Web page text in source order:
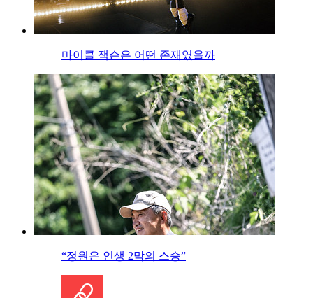
마이클 잭슨은 어떤 존재였을까
“정원은 인생 2막의 스승”